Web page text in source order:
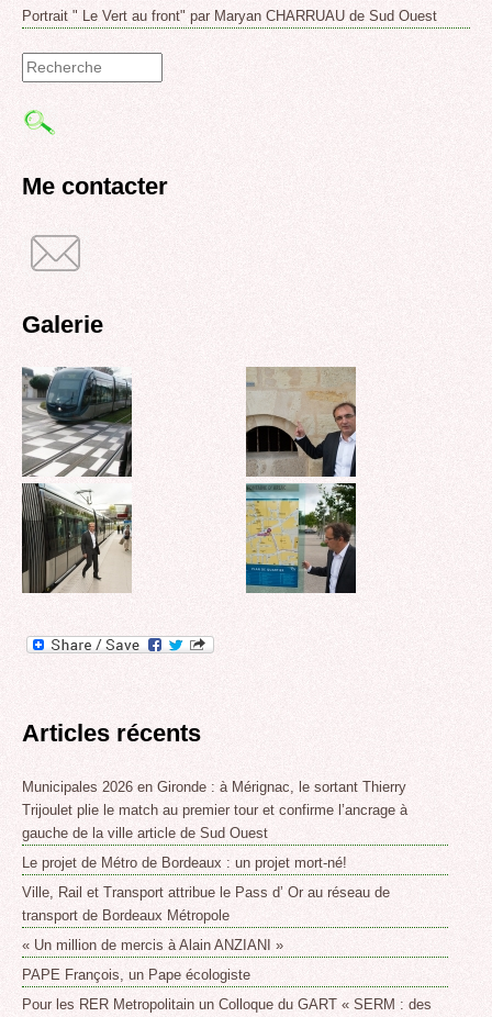
Portrait " Le Vert au front" par Maryan CHARRUAU de Sud Ouest
de
Me contacter
Galerie
Articles récents
Municipales 2026 en Gironde : à Mérignac, le sortant Thierry
Trijoulet plie le match au premier tour et confirme l’ancrage à
gauche de la ville article de Sud Ouest
Le projet de Métro de Bordeaux : un projet mort-né!
Ville, Rail et Transport attribue le Pass d’ Or au réseau de
transport de Bordeaux Métropole
« Un million de mercis à Alain ANZIANI »
PAPE François, un Pape écologiste
Pour les RER Metropolitain un Colloque du GART « SERM : des